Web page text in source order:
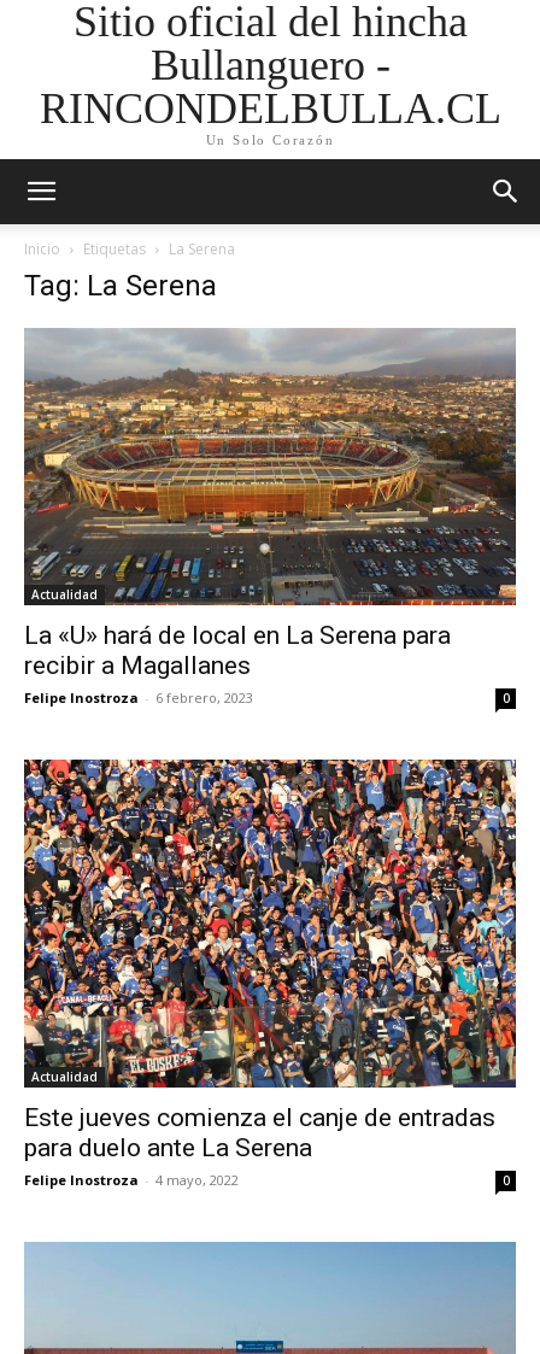
Sitio oficial del hincha
Bullanguero -
RINCONDELBULLA.CL
Un Solo Corazón
Inicio Etiquetas La Serena
Tag: La Serena
Actualidad
La «U» hará de local en La Serena para
recibir a Magallanes
Felipe Inostroza - 6 febrero, 2023 0
Actualidad
Este jueves comienza el canje de entradas
para duelo ante La Serena
Felipe Inostroza - 4 mayo, 2022 0